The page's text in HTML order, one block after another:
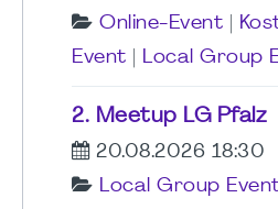
Online-Event
Event
Local Group
2. Meetup LG Pfalz
20.08.2026 18:30
Local Group